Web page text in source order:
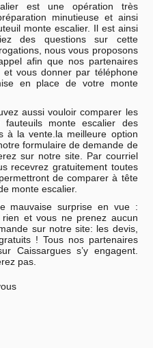
est une opération très
minutieuse et ainsi
monte escalier. Il est ainsi
des questions sur cette
nous vous proposons
afin que nos partenaires
vous donner par téléphone
en place de votre monte
aussi vouloir comparer les
fauteuils monte escalier des
à la vente.la meilleure option
formulaire de demande de
sur notre site. Par courriel
recevrez gratuitement toutes
de comparer à tête
monte escalier.
mauvaise surprise en vue :
et vous ne prenez aucun
sur notre site: les devis,
! Tous nos partenaires
Caissargues s’y engagent.
pas.